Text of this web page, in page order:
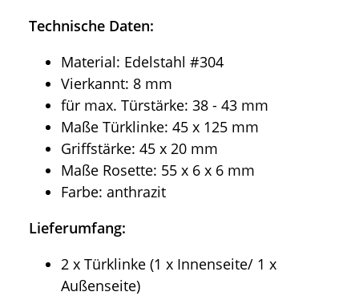
Technische Daten:
Material: Edelstahl #304
Vierkannt: 8 mm
für max. Türstärke: 38 - 43 mm
Maße Türklinke: 45 x 125 mm
Griffstärke: 45 x 20 mm
Maße Rosette: 55 x 6 x 6 mm
Farbe: anthrazit
Lieferumfang:
2 x Türklinke (1 x Innenseite/ 1 x
Außenseite)